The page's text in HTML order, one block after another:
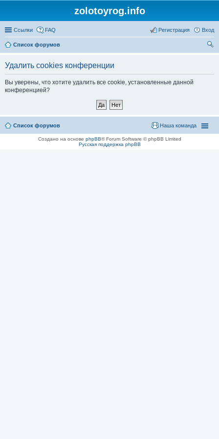
zolotoyrog.info
Ссылки FAQ Вход
Регистрация
Список форумов
Удалить cookies конференции
Вы уверены, что хотите удалить все cookie, установленные данной
конференцией?
Список форумов Наша команда
Создано на основе phpBB® Forum Software © phpBB Limited
Русская поддержка phpBB